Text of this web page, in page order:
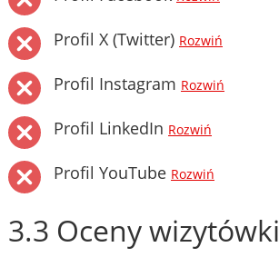
Profil X (Twitter) Rozwiń
Profil Instagram Rozwiń
Profil LinkedIn Rozwiń
Profil YouTube Rozwiń
3.3 Oceny